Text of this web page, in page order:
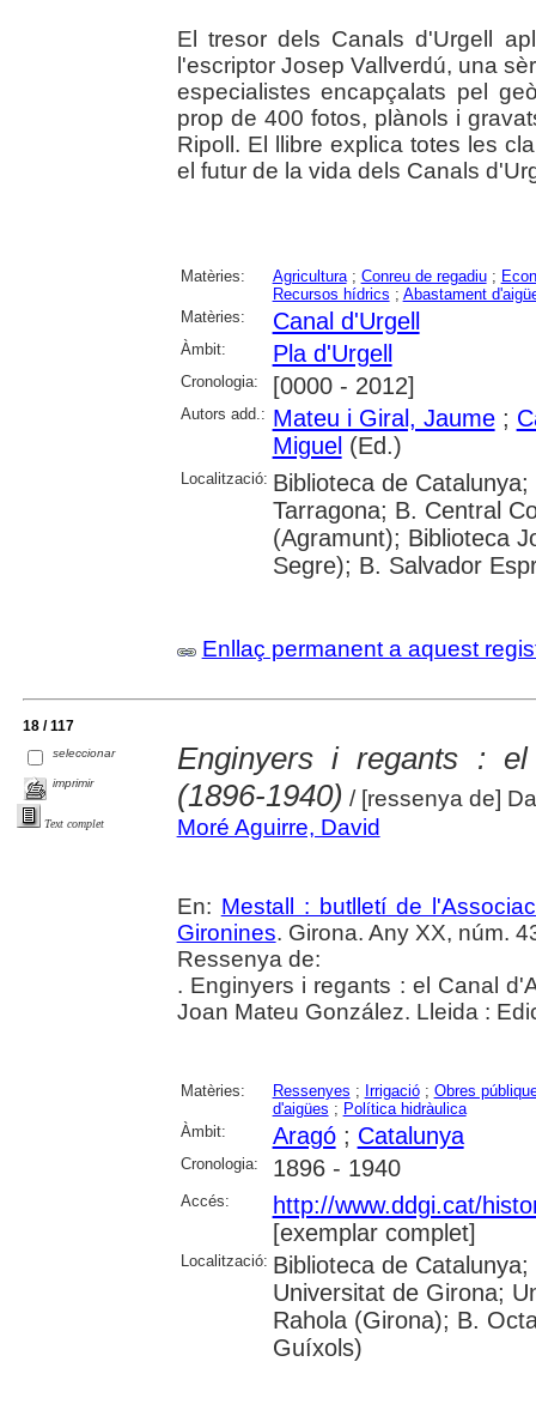
El tresor dels Canals d'Urgell
l'escriptor Josep Vallverdú, una
especialistes encapçalats pel
prop de 400 fotos, plànols i
Ripoll. El llibre explica totes les
el futur de la vida dels Canals
Matèries: Agricultura; Conreu de regadiu;
Recursos hídrics ; Abastament
Matèries:
Canal d'Urgell
Àmbit: Pla d'Urgell
Cronologia: [0000 - 2012]
Autors add.: Mateu i Giral, Jaume;
Miguel (Ed.)
Localització: Biblioteca de
Tarragona; B. Central
(Agramunt); Biblioteca
Segre); B. Salvador
Enllaç permanent a aquest
18 / 117
seleccionar
imprimir
Text complet
Enginyers i regants :
(1896-1940) / [ressenya de]
Moré Aguirre, David
En: Mestall : butlletí de
Gironines. Girona. Any XX, núm.
Ressenya de:
. Enginyers i regants : el Canal
Joan Mateu González. Lleida :
Matèries: Ressenyes ; Irrigació; Obres
d'aigües ; Política hidràulica
Àmbit:
Aragó; Catalunya
Cronologia: 1896 - 1940
Accés:
http://www.ddgi.cat/
[exemplar complet]
Localització: Biblioteca de
Universitat de Girona;
Rahola (Girona); B.
Guíxols)